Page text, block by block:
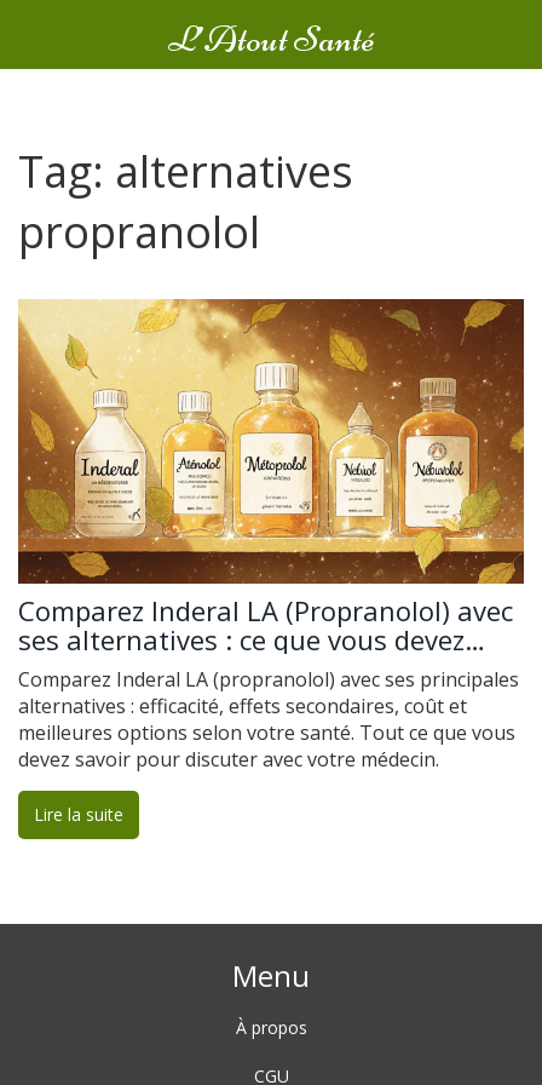
L’Atout Santé
Tag: alternatives
propranolol
Comparez Inderal LA (Propranolol) avec
ses alternatives : ce que vous devez
savoir
Comparez Inderal LA (propranolol) avec ses principales
alternatives : efficacité, effets secondaires, coût et
meilleures options selon votre santé. Tout ce que vous
devez savoir pour discuter avec votre médecin.
Lire la suite
Menu
À propos
CGU